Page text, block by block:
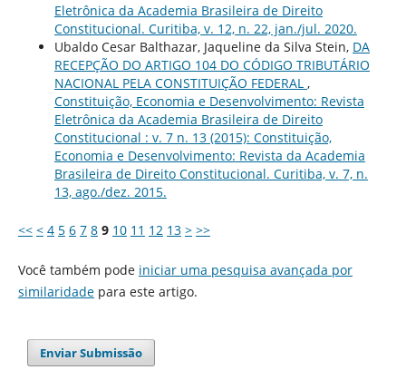
Eletrônica da Academia Brasileira de Direito
Constitucional. Curitiba, v. 12, n. 22, jan./jul. 2020.
Ubaldo Cesar Balthazar, Jaqueline da Silva Stein, DA
RECEPÇÃO DO ARTIGO 104 DO CÓDIGO TRIBUTÁRIO
NACIONAL PELA CONSTITUIÇÃO FEDERAL ,
Constituição, Economia e Desenvolvimento: Revista
Eletrônica da Academia Brasileira de Direito
Constitucional : v. 7 n. 13 (2015): Constituição,
Economia e Desenvolvimento: Revista da Academia
Brasileira de Direito Constitucional. Curitiba, v. 7, n.
13, ago./dez. 2015.
<< < 4 5 6 7 8 9 10 11 12 13 > >>
Você também pode iniciar uma pesquisa avançada por
similaridadepara este artigo.
Enviar Submissão